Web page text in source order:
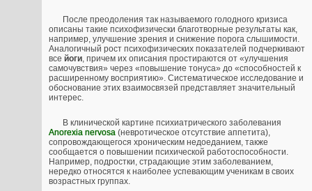
После преодоления так называемого голодного кризиса
описаны такие психофизически благотворные результаты как,
например, улучшение зрения и снижение порога слышимости.
Аналогичный рост психофизических показателей подчеркивают
все йоги, причем их описания простираются от «улучшения
самочувствия» через «повышение тонуса» до «способностей к
расширенному восприятию». Систематическое исследование и
обоснование этих взаимосвязей представляет значительный
интерес.
В клинической картине психиатрического заболевания
Anorexia nervosa (невротическое отсутствие аппетита),
сопровождающегося хроническим недоеданием, также
сообщается о повышении психической работоспособности.
Например, подростки, страдающие этим заболеванием,
нередко относятся к наиболее успевающим ученикам в своих
возрастных группах.